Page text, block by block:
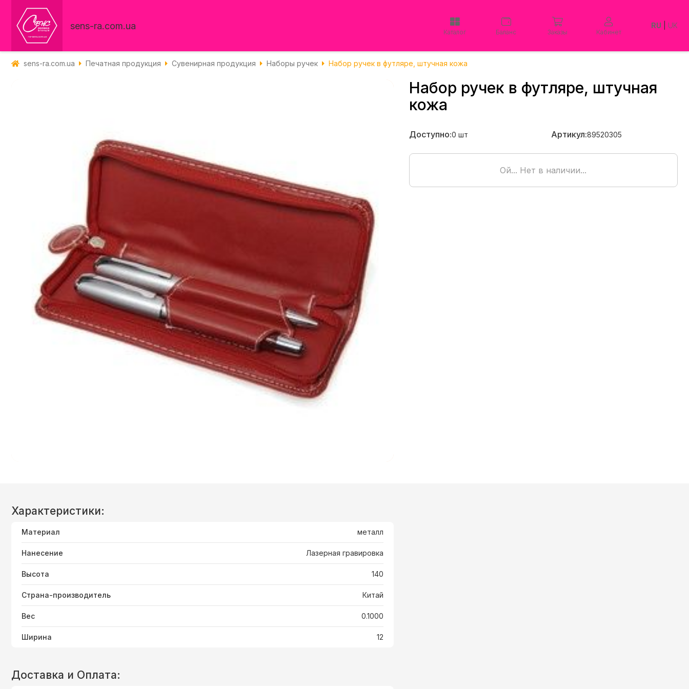
sens-ra.com.ua
Каталог Баланс Заказы Кабинет
RU UK
sens-ra.com.ua Печатная продукция Сувенирная продукция Наборы ручек Набор ручек в футляре, штучная кожа
Набор ручек в футляре, штучная
кожа
Доступно:0 шт Артикул:89520305
Ой... Нет в наличии...
Характеристики:
Материал металл
Нанесение Лазерная гравировка
Высота 140
Страна-производитель Китай
Вес 0.1000
Ширина 12
Доставка и Оплата: